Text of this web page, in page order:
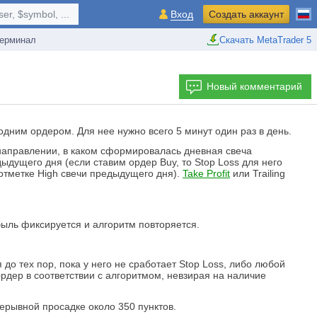
Скачать MetaTrader 5
$symbol, ... Вход Создать аккаунт
Новый комментарий
ордером. Для нее нужно всего 5 минут один раз в день.
в каком сформировалась дневная свеча
дня (если ставим ордер Buy, то Stop Loss для него
High свечи предыдущего дня). Take Profit или Trailing
фиксируется и алгоритм повторяется.
тех пор, пока у него не сработает Stop Loss, либо любой
в соответствии с алгоритмом, невзирая на наличие
просадке около 350 пунктов.